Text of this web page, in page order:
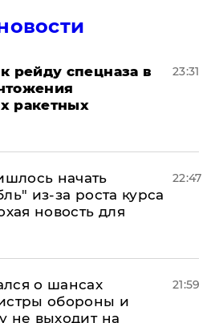
рейду спецназа в
ракетных
23:31
начать
из-за роста курса
новость для
22:47
о шансах
обороны и
не выходит на
21:59